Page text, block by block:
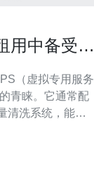
用中备受青
（虚拟专用服务
青睐。它通常配
清洗系统，能够
迅速响应并进行